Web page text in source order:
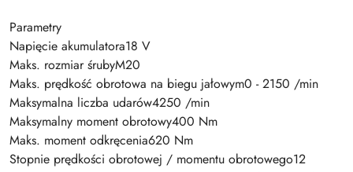
Parametry
Napięcie akumulatora18 V
Maks. rozmiar śrubyM20
Maks. prędkość obrotowa na biegu jałowym0 - 2150 /min
Maksymalna liczba udarów4250 /min
Maksymalny moment obrotowy400 Nm
Maks. moment odkręcenia620 Nm
Stopnie prędkości obrotowej / momentu obrotowego12